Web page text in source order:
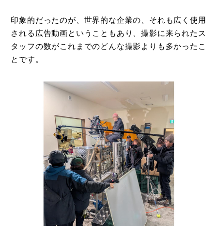
印象的だったのが、世界的な企業の、それも広く使用
される広告動画ということもあり、撮影に来られたス
タッフの数がこれまでのどんな撮影よりも多かったこ
とです。